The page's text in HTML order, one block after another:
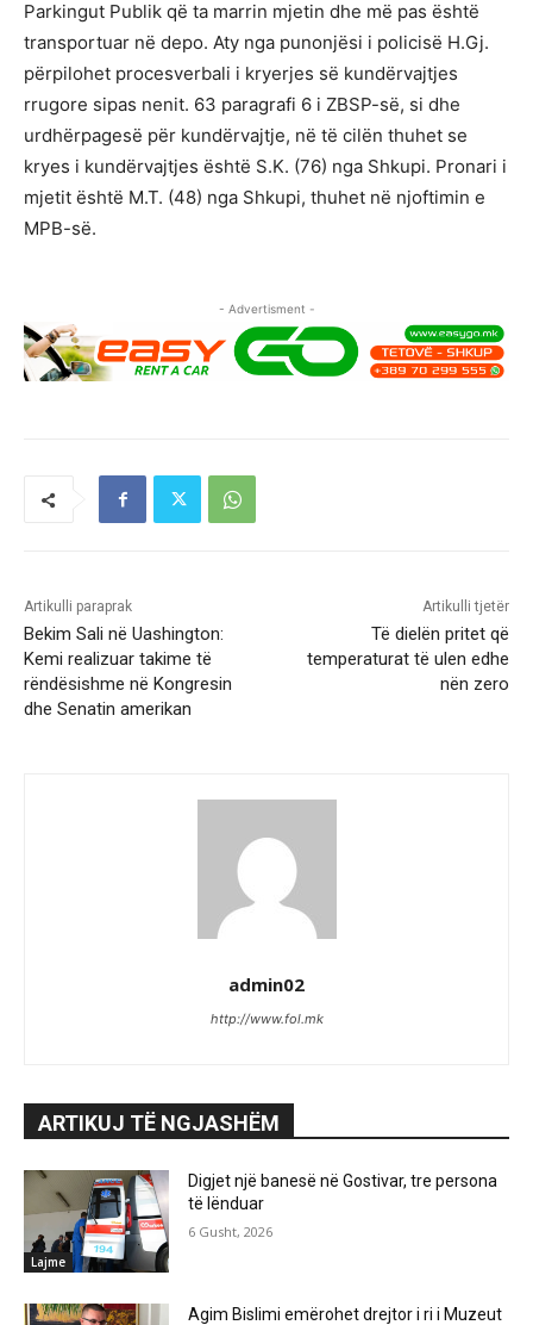
Parkingut Publik që ta marrin mjetin dhe më pas është
transportuar në depo. Aty nga punonjësi i policisë H.Gj.
përpilohet procesverbali i kryerjes së kundërvajtjes
rrugore sipas nenit. 63 paragrafi 6 i ZBSP-së, si dhe
urdhërpagesë për kundërvajtje, në të cilën thuhet se
kryes i kundërvajtjes është S.K. (76) nga Shkupi. Pronari i
mjetit është M.T. (48) nga Shkupi, thuhet në njoftimin e
MPB-së.
- Advertisment -
Artikulli paraprak
Bekim Sali në Uashington:
Kemi realizuar takime të
rëndësishme në Kongresin
dhe Senatin amerikan
Artikulli tjetër
Të dielën pritet që
temperaturat të ulen edhe
nën zero
admin02
http://www.fol.mk
ARTIKUJ TË NGJASHËM
Lajme
Digjet një banesë në Gostivar, tre persona
të lënduar
6 Gusht, 2026
Agim Bislimi emërohet drejtor i ri i Muzeut